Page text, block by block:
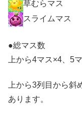
草むらマス
スライムマス
●総マス数
上から4マス×4、5
上から3列目から
あります。